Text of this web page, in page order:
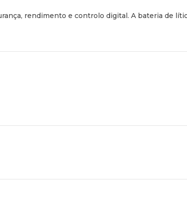
rendimento e controlo digital. A bateria de